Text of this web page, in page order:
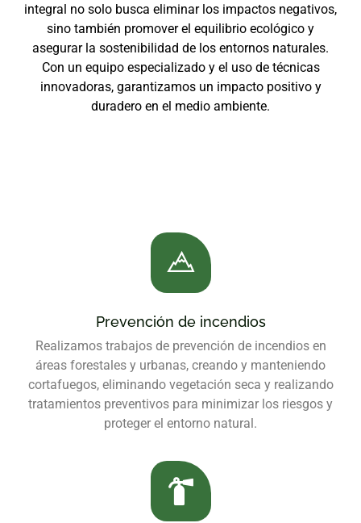
integral no solo busca eliminar los impactos negativos,
sino también promover el equilibrio ecológico y
asegurar la sostenibilidad de los entornos naturales.
Con un equipo especializado y el uso de técnicas
innovadoras, garantizamos un impacto positivo y
duradero en el medio ambiente.
Prevención de incendios
Realizamos trabajos de prevención de incendios en
áreas forestales y urbanas, creando y manteniendo
cortafuegos, eliminando vegetación seca y realizando
tratamientos preventivos para minimizar los riesgos y
proteger el entorno natural.